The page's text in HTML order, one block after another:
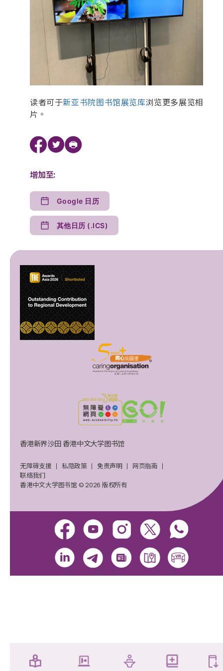
读者可于新亚书院图书馆展览库浏览更多展览相
片。
增加至:
Google 日历
其他日历 (.ICS)
香港新界沙田 香港中文大学图书馆
无障碍支援 私隐政策 免责声明
网页指南
联络我们
香港中文大学图书馆 © 2026 版权所有